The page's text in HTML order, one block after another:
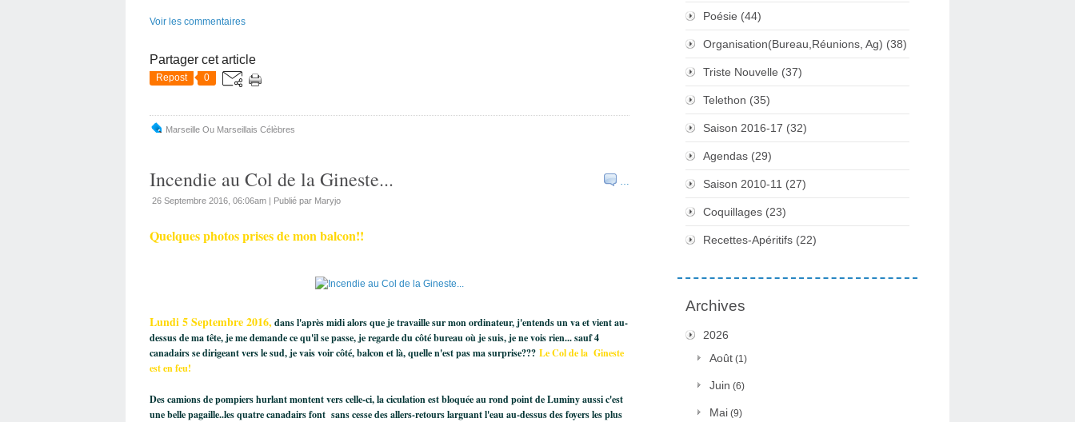
Voir les commentaires
Partager cet article
Repost 0
Marseille Ou Marseillais Célèbres
…
Incendie au Col de la Gineste...
26 Septembre 2016, 06:06am | Publié par Maryjo
Quelques photos prises de mon balcon!!
Lundi 5 Septembre 2016, dans l'après midi alors que je travaille sur mon ordinateur, j'entends un va et vient au-
dessus de ma tête, je me demande ce qu'il se passe, je regarde du côté bureau où je suis, je ne vois rien... sauf 4
canadairs se dirigeant vers le sud, je vais voir côté, balcon et là, quelle n'est pas ma surprise??? Le Col de la Gineste
est en feu!
Des camions de pompiers hurlant montent vers celle-ci, la ciculation est bloquée au rond point de Luminy aussi c'est
une belle pagaille..les quatre canadairs font sans cesse des allers-retours larguant l'eau au-dessus des foyers les plus
Poésie (44)
Organisation(Bureau,Réunions, Ag) (38)
Triste Nouvelle (37)
Telethon (35)
Saison 2016-17 (32)
Agendas (29)
Saison 2010-11 (27)
Coquillages (23)
Recettes-Apéritifs (22)
Archives
2026
Août (1)
Juin (6)
Mai (9)